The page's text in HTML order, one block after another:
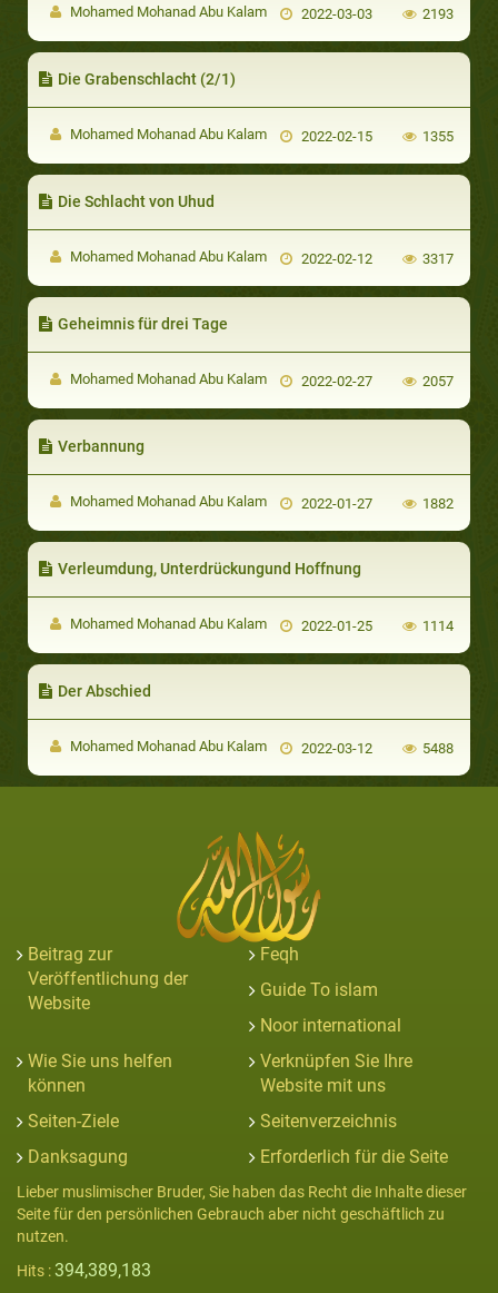
Mohamed Mohanad Abu Kalam 2022-03-03 2193
Die Grabenschlacht (2/1)
Mohamed Mohanad Abu Kalam 2022-02-15 1355
Die Schlacht von Uhud
Mohamed Mohanad Abu Kalam 2022-02-12 3317
Geheimnis für drei Tage
Mohamed Mohanad Abu Kalam 2022-02-27 2057
Verbannung
Mohamed Mohanad Abu Kalam 2022-01-27 1882
Verleumdung, Unterdrückungund Hoffnung
Mohamed Mohanad Abu Kalam 2022-01-25 1114
Der Abschied
Mohamed Mohanad Abu Kalam 2022-03-12 5488
Beitrag zur
Veröffentlichung der
Website
Feqh
Guide To islam
Noor international
Wie Sie uns helfen
können
Verknüpfen Sie Ihre
Website mit uns
Seiten-Ziele
Seitenverzeichnis
Danksagung
Erforderlich für die Seite
Lieber muslimischer Bruder, Sie haben das Recht die Inhalte dieser
Seite für den persönlichen Gebrauch aber nicht geschäftlich zu
nutzen.
Hits : 394,389,183